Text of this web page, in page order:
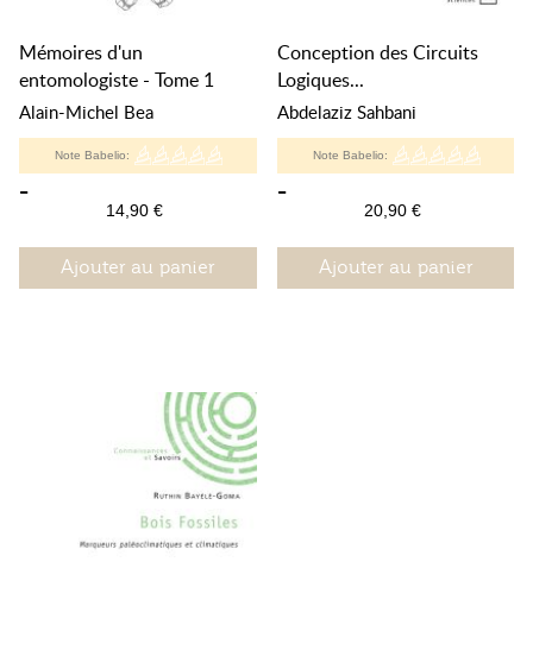
Mémoires d'un
entomologiste - Tome 1
Alain-Michel Bea
Note Babelio:
-
14,90 €
Ajouter au panier
Conception des Circuits
Logiques...
Abdelaziz Sahbani
Note Babelio:
-
20,90 €
Ajouter au panier